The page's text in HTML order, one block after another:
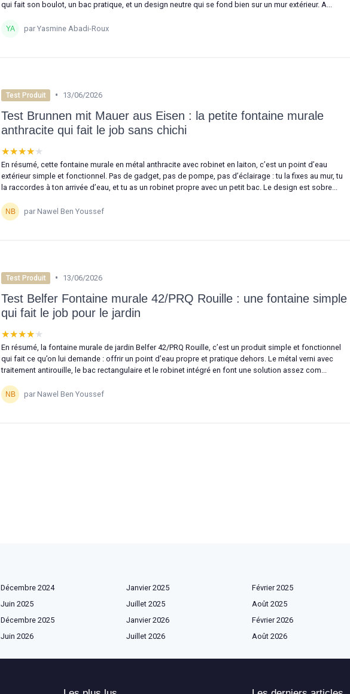
qui fait son boulot, un bac pratique, et un design neutre qui se fond bien sur un mur extérieur. A...
par Yasmine Abadi-Roux
Test Produit • 13/06/2026
Test Brunnen mit Mauer aus Eisen : la petite fontaine murale
anthracite qui fait le job sans chichi
★★★★★
★★★★★
En résumé, cette fontaine murale en métal anthracite avec robinet en laiton, c’est un point d’eau
extérieur simple et fonctionnel. Pas de gadget, pas de pompe, pas d’éclairage : tu la fixes au mur, tu
la raccordes à ton arrivée d’eau, et tu as un robinet propre avec un petit bac. Le design est sobre...
par Nawel Ben Youssef
Test Produit • 13/06/2026
Test Belfer Fontaine murale 42/PRQ Rouille : une fontaine simple
qui fait le job pour le jardin
★★★★★
★★★★★
En résumé, la fontaine murale de jardin Belfer 42/PRQ Rouille, c’est un produit simple et fonctionnel
qui fait ce qu’on lui demande : offrir un point d’eau propre et pratique dehors. Le métal verni avec
traitement antirouille, le bac rectangulaire et le robinet intégré en font une solution assez com...
par Nawel Ben Youssef
Décembre 2024 Janvier 2025 Février 2025
Juin 2025 Juillet 2025 Août 2025
Décembre 2025 Janvier 2026 Février 2026
Juin 2026 Juillet 2026 Août 2026